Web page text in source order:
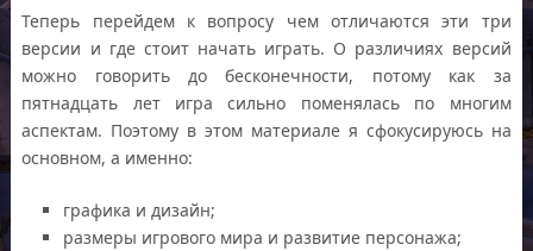
Теперь перейдем к вопросу чем отличаются эти три
версии и где стоит начать играть. О различиях версий
можно говорить до бесконечности, потому как за
пятнадцать лет игра сильно поменялась по многим
аспектам. Поэтому в этом материале я сфокусируюсь на
основном, а именно:
графика и дизайн;
размеры игрового мира и развитие персонажа;